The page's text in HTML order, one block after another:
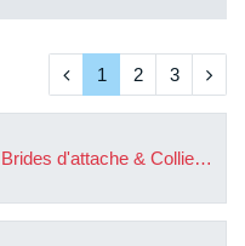
1 2 3
Brides d'attache & Colliers de gaine